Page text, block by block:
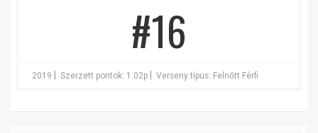
#16
2019 Szerzett pontok: 1.02p Verseny típus: Felnőtt Férfi